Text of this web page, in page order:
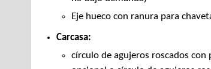
Eje hueco con ranura para
Carcasa:
círculo de agujeros roscados